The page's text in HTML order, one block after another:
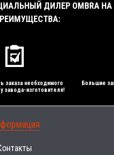
ДИЛЕР OMBRA НА
заказа необходимого
завода-изготовителя!
Большие